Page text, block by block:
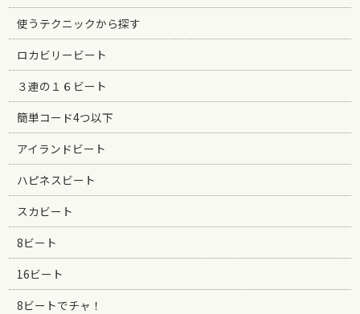
使うテクニックから探す
ロカビリービート
３連の１６ビート
簡単コード4つ以下
アイランドビート
ハピネスビート
スカビート
8ビート
16ビート
8ビートでチャ！